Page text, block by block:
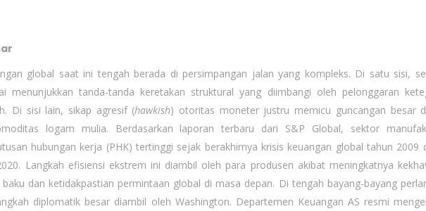
global saat ini tengah berada di persimpangan jalan yang kompleks. Di satu sisi,
menunjukkan tanda-tanda keretakan struktural yang diimbangi oleh pelonggaran
Di sisi lain, sikap agresif (hawkish) otoritas moneter justru memicu guncangan besar
logam mulia. Berdasarkan laporan terbaru dari S&P Global, sektor
hubungan kerja (PHK) tertinggi sejak berakhirnya krisis keuangan global tahun 2009
Langkah efisiensi ekstrem ini diambil oleh para produsen akibat meningkatnya
dan ketidakpastian permintaan global di masa depan. Di tengah bayang-bayang
diplomatik besar diambil oleh Washington. Departemen Keuangan AS resmi